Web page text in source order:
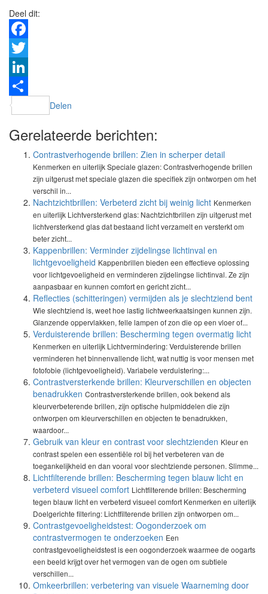
Deel dit:
Facebook
Twitter
LinkedIn
Delen
Gerelateerde berichten:
Contrastverhogende brillen: Zien in scherper detail
Kenmerken en uiterlijk Speciale glazen: Contrastverhogende brillen
zijn uitgerust met speciale glazen die specifiek zijn ontworpen om het
verschil in...
Nachtzichtbrillen: Verbeterd zicht bij weinig licht Kenmerken
en uiterlijk Lichtversterkend glas: Nachtzichtbrillen zijn uitgerust met
lichtversterkend glas dat bestaand licht verzamelt en versterkt om
beter zicht...
Kappenbrillen: Verminder zijdelingse lichtinval en
lichtgevoeligheid Kappenbrillen bieden een effectieve oplossing
voor lichtgevoeligheid en verminderen zijdelingse lichtinval. Ze zijn
aanpasbaar en kunnen comfort en gericht zicht...
Reflecties (schitteringen) vermijden als je slechtziend bent
Wie slechtziend is, weet hoe lastig lichtweerkaatsingen kunnen zijn.
Glanzende oppervlakken, felle lampen of zon die op een vloer of...
Verduisterende brillen: Bescherming tegen overmatig licht
Kenmerken en uiterlijk Lichtvermindering: Verduisterende brillen
verminderen het binnenvallende licht, wat nuttig is voor mensen met
fotofobie (lichtgevoeligheid). Variabele verduistering:...
Contrastversterkende brillen: Kleurverschillen en objecten
benadrukken Contrastversterkende brillen, ook bekend als
kleurverbeterende brillen, zijn optische hulpmiddelen die zijn
ontworpen om kleurverschillen en objecten te benadrukken,
waardoor...
Gebruik van kleur en contrast voor slechtzienden Kleur en
contrast spelen een essentiële rol bij het verbeteren van de
toegankelijkheid en dan vooral voor slechtziende personen. Slimme...
Lichtfilterende brillen: Bescherming tegen blauw licht en
verbeterd visueel comfort Lichtfilterende brillen: Bescherming
tegen blauw licht en verbeterd visueel comfort Kenmerken en uiterlijk
Doelgerichte filtering: Lichtfilterende brillen zijn ontworpen om...
Contrastgevoeligheidstest: Oogonderzoek om
contrastvermogen te onderzoeken Een
contrastgevoeligheidstest is een oogonderzoek waarmee de oogarts
een beeld krijgt over het vermogen van de ogen om subtiele
verschillen...
Omkeerbrillen: verbetering van visuele Waarneming door